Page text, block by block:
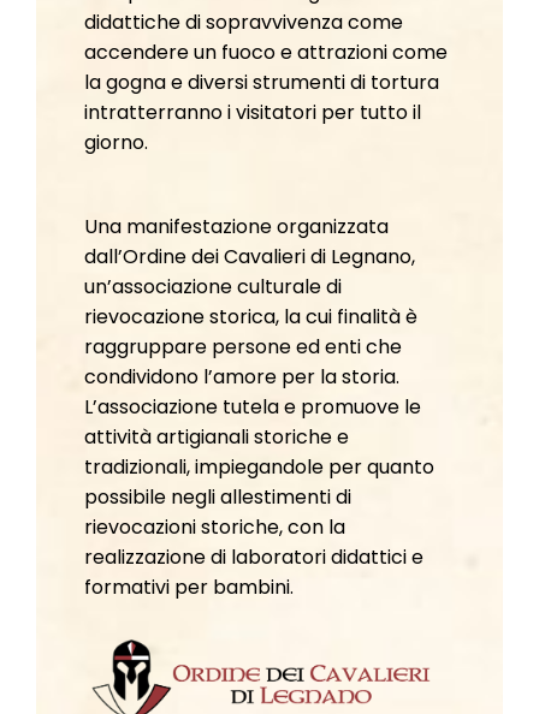
didattiche di sopravvivenza come
accendere un fuoco e attrazioni come
la gogna e diversi strumenti di tortura
intratterranno i visitatori per tutto il
giorno.
Una manifestazione organizzata
dall’Ordine dei Cavalieri di Legnano,
un’associazione culturale di
rievocazione storica, la cui finalità è
raggruppare persone ed enti che
condividono l’amore per la storia.
L’associazione tutela e promuove le
attività artigianali storiche e
tradizionali, impiegandole per quanto
possibile negli allestimenti di
rievocazioni storiche, con la
realizzazione di laboratori didattici e
formativi per bambini.